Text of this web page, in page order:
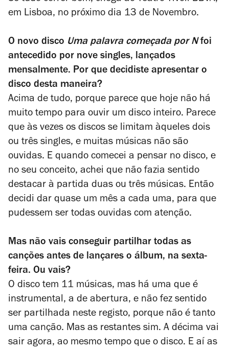
em Lisboa, no próximo dia 13 de Novembro.
O novo disco Uma palavra começada por Nfoi
antecedido por nove singles, lançados
mensalmente. Por que decidiste apresentar o
disco desta maneira?
Acima de tudo, porque parece que hoje não há
muito tempo para ouvir um disco inteiro. Parece
que às vezes os discos se limitam àqueles dois
ou três singles, e muitas músicas não são
ouvidas. E quando comecei a pensar no disco, e
no seu conceito, achei que não fazia sentido
destacar à partida duas ou três músicas. Então
decidi dar quase um mês a cada uma, para que
pudessem ser todas ouvidas com atenção.
Mas não vais conseguir partilhar todas as
canções antes de lançares o álbum, na sexta-
feira. Ou vais?
O disco tem 11 músicas, mas há uma que é
instrumental, a de abertura, e não fez sentido
ser partilhada neste registo, porque não é tanto
uma canção. Mas as restantes sim. A décima vai
sair agora, ao mesmo tempo que o disco. E aí as